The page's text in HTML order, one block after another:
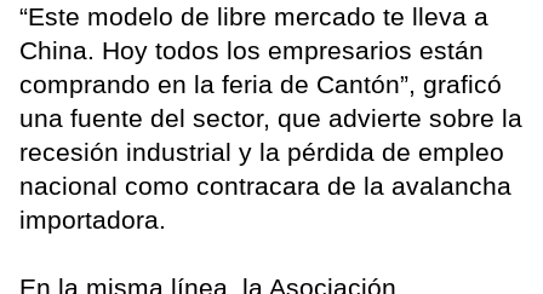
“Este modelo de libre mercado te lleva a
China. Hoy todos los empresarios están
comprando en la feria de Cantón”, graficó
una fuente del sector, que advierte sobre la
recesión industrial y la pérdida de empleo
nacional como contracara de la avalancha
importadora.
En la misma línea, la Asociación